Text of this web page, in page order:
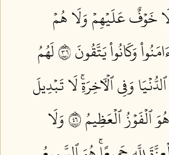
لَا خَوۡفٌ عَلَيۡهِمۡ وَلَا هُمۡ
وَكَانُواْ يَتَّقُونَ ٦٣
لَهُمُ
وَفِي ٱلۡأٓخِرَةِۚ لَا تَبۡدِيلَ
ٱلۡعَظِيمُ ٦٤
وَلَا